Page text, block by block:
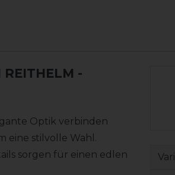
REITHELM -
Optik verbinden
eine stilvolle Wahl.
sorgen für einen edlen